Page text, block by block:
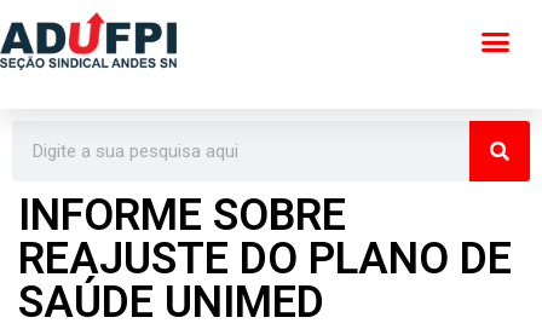
Pular
conteúdo
INFORME SOBRE
REAJUSTE DO PLANO DE
SAÚDE UNIMED